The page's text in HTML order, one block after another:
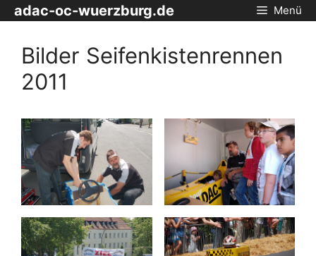
Zum
Inhalt
springen
adac-oc-wuerzburg.de Menü
Bilder Seifenkistenrennen
2011